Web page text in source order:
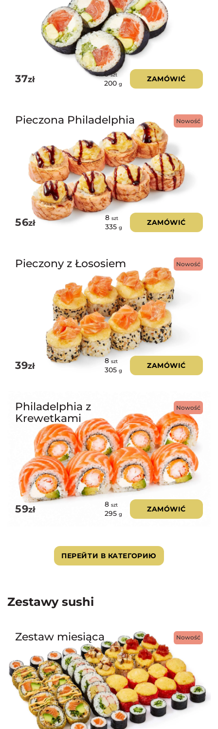
37zł
6szt
200 g
ZAMÓWIĆ
Nowość
Pieczona Philadelphia
56zł
8 szt
335 g
ZAMÓWIĆ
Nowość
Pieczony z Łososiem
39zł
8 szt
305 g
ZAMÓWIĆ
Nowość
Philadelphia z
Krewetkami
59zł
8 szt
295 g
ZAMÓWIĆ
ПЕРЕЙТИ В КАТЕГОРИЮ
Zestawy sushi
Nowość
Zestaw miesiąca